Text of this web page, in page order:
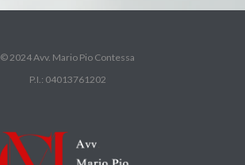
© 2024 Avv. Mario Pio Contessa
P.I.: 04013761202